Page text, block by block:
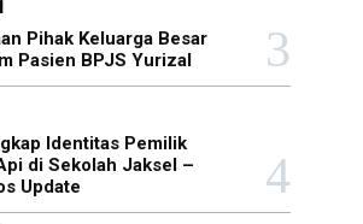
Pihak Keluarga Besar
Pasien BPJS Yurizal
Identitas Pemilik
di Sekolah Jaksel –
Update